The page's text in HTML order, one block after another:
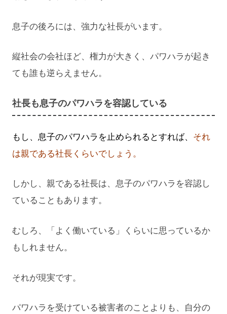
息子の後ろには、強力な社長がいます。
縦社会の会社ほど、権力が大きく、パワハラが起き
ても誰も逆らえません。
社長も息子のパワハラを容認している
もし、息子のパワハラを止められるとすれば、 それ
は親である社長くらいでしょう。
しかし、親である社長は、息子のパワハラを容認し
ていることもあります。
むしろ、「よく働いている」くらいに思っているか
もしれません。
それが現実です。
パワハラを受けている被害者のことよりも、自分の